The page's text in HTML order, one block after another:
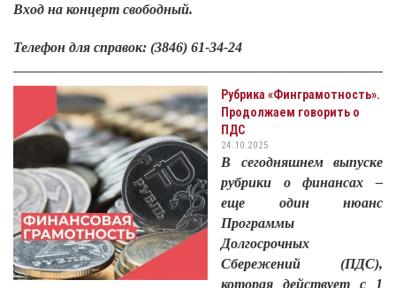
Вход на концерт свободный.
Телефон для справок: (3846) 61-34-24
Рубрика «Финграмотность».
Продолжаем говорить о
ПДС
24.10.2025
В сегодняшнем выпуске
рубрики о финансах –
еще один нюанс
Программы
Долгосрочных
Сбережений (ПДС),
которая действует с 1